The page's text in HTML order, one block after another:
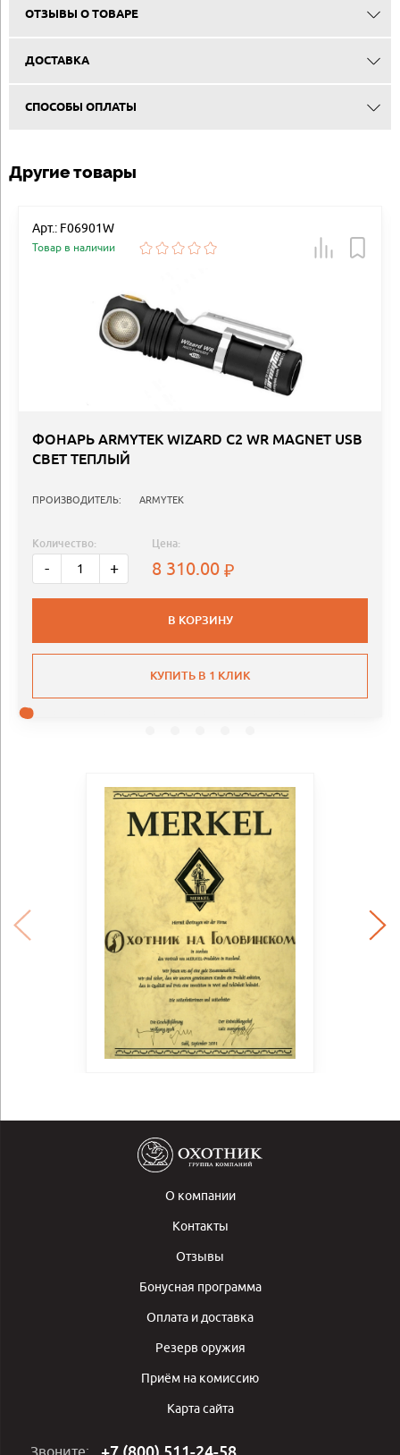
ОТЗЫВЫ О ТОВАРЕ
ДОСТАВКА
СПОСОБЫ ОПЛАТЫ
Другие товары
Арт.: F06901W
Товар в наличии
ФОНАРЬ ARMYTEK WIZARD C2 WR MAGNET USB
СВЕТ ТЕПЛЫЙ
ПРОИЗВОДИТЕЛЬ: ARMYTEK
Количество:
- +
Цена:
8 310.00
В КОРЗИНУ
КУПИТЬ В 1 КЛИК
О компании
Контакты
Отзывы
Бонусная программа
Оплата и доставка
Резерв оружия
Приём на комиссию
Карта сайта
Звоните: